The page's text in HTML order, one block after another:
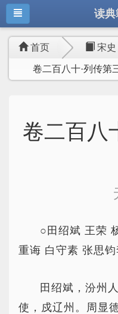
读典
首页 宋史
卷二百八十·列传第
卷二百八
○田绍斌 王荣
重诲 白守素 张思
田绍斌，汾州
使，戍辽州。周显